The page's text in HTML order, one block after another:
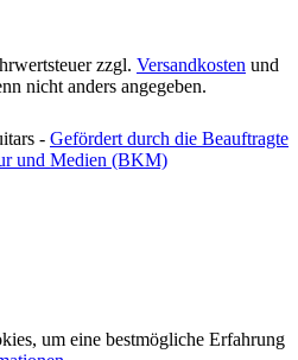
zzgl. Versandkosten und
nicht anders angegeben.
- Gefördert durch die Beauftragte
und Medien (BKM)
um eine bestmögliche Erfahrung